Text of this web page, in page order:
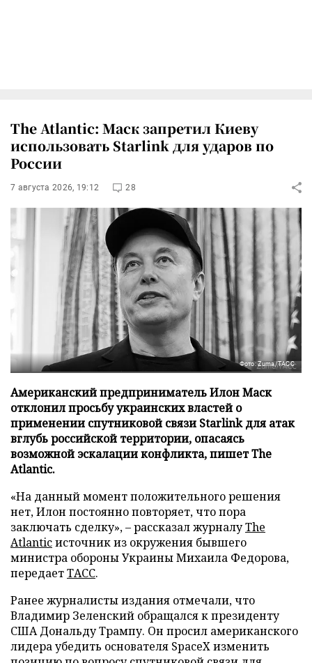
The Atlantic: Маск запретил Киеву
использовать Starlink для ударов по
России
7 августа 2026, 19:12 28
Фото: Zuma/ТАСС
Американский предприниматель Илон Маск
отклонил просьбу украинских властей о
применении спутниковой связи Starlink для атак
вглубь российской территории, опасаясь
возможной эскалации конфликта, пишет The
Atlantic.
«На данный момент положительного решения
нет, Илон постоянно повторяет, что пора
заключать сделку», – рассказал журналуThe
Atlanticисточник из окружения бывшего
министра обороны Украины Михаила Федорова,
передаетТАСС.
Ранее журналисты издания отмечали, что
Владимир Зеленский обращался к президенту
США Дональду Трампу. Он просил американского
лидера убедить основателя SpaceX изменить